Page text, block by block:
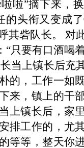
啦”摘下来，
的头衔又变成
其砦队长。 对
“只要有口酒喝
当上镇长后充
的，工作一如
来，镇上的干
上镇长后，家
排工作的，尤
等等，整天你